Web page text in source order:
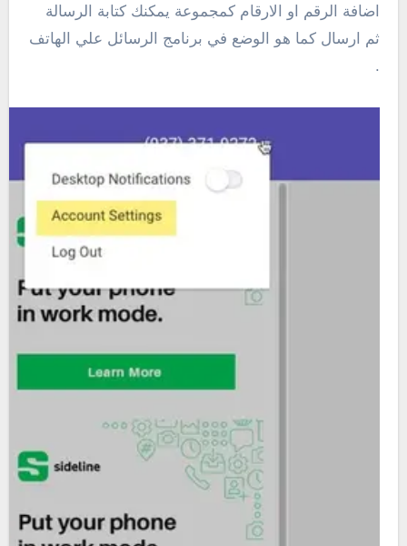
اضافة الرقم او الارقام كمجموعة يمكنك كتابة الرسالة
ثم ارسال كما هو الوضع في برنامج الرسائل علي الهاتف
.